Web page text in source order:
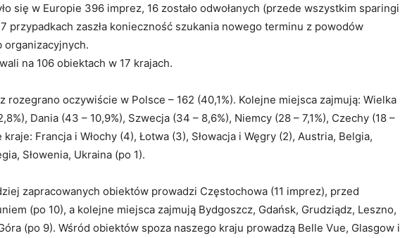
się w Europie 396 imprez, 16 zostało odwołanych (przede wszystkim sparingi
przypadkach zaszła konieczność szukania nowego terminu z powodów
organizacyjnych.
na 106 obiektach w 17 krajach.
rozegrano oczywiście w Polsce – 162 (40,1%). Kolejne miejsca zajmują: Wielka
Dania (43 – 10,9%), Szwecja (34 – 8,6%), Niemcy (28 – 7,1%), Czechy (18 –
kraje: Francja i Włochy (4), Łotwa (3), Słowacja i Węgry (2), Austria, Belgia,
Słowenia, Ukraina (po 1).
zapracowanych obiektów prowadzi Częstochowa (11 imprez), przed
(po 10), a kolejne miejsca zajmują Bydgoszcz, Gdańsk, Grudziądz, Leszno,
(po 9). Wśród obiektów spoza naszego kraju prowadzą Belle Vue, Glasgow i